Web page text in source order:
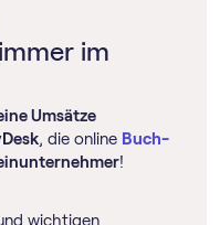
im
Umsätze
, die online Buch­
!
wichtigen